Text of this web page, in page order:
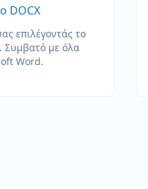
DOCX
επιλέγοντάς το
Συμβατό με όλα
Word.